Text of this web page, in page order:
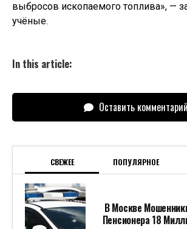
выбросов ископаемого топлива», —
учёные.
In this article:
Оставить комментарий
СВЕЖЕЕ ПОПУЛЯРНОЕ
В Москве
Пенсионера 18